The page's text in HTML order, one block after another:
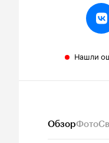
Нашли
ОбзорФото